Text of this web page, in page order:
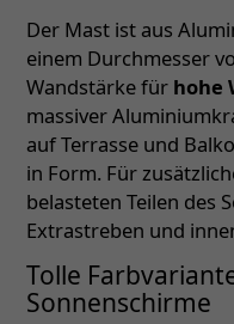
Der Mast ist aus
einem Durchmesser
Wandstärke für hohe
massiver
auf Terrasse und
in Form. Für
belasteten Teilen des
Extrastreben und
Tolle
Sonnenschirme